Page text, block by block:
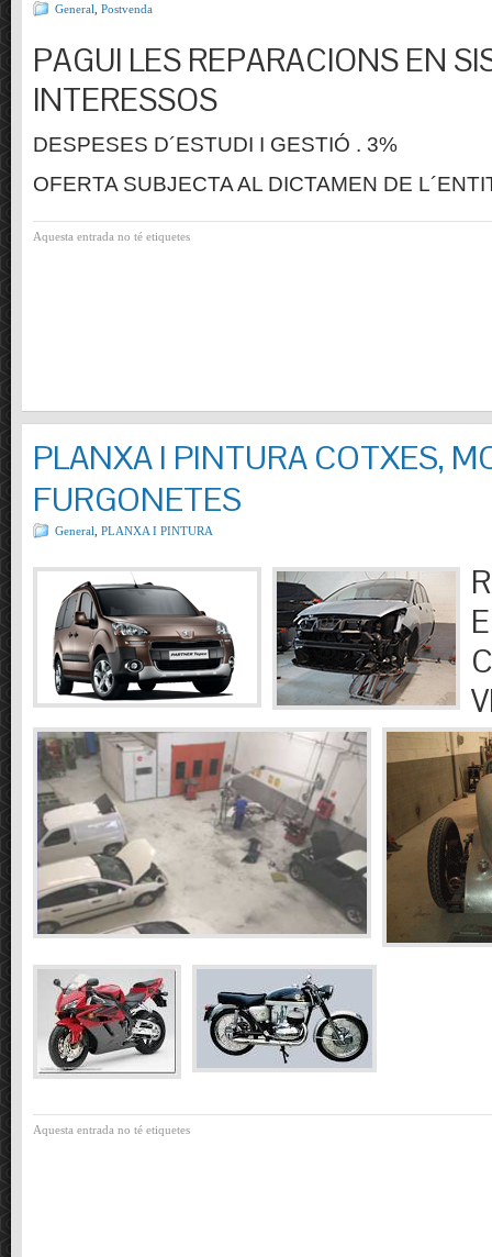
General Postvenda
PAGUI LES REPARACIONS EN
INTERESSOS
DESPESES D´ESTUDI I GESTIÓ . 3%
OFERTA SUBJECTA AL DICTAMEN DE
Aquesta entrada no té etiquetes
PLANXA I PINTURA COTXES,
FURGONETES
General PLANXA I PINTURA
Aquesta entrada no té etiquetes